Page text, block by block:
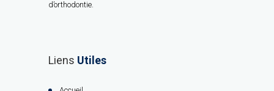
d’orthodontie.
Liens Utiles